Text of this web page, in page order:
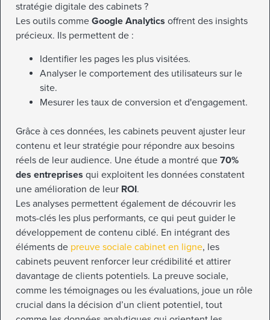
stratégie digitale des cabinets ?
Les outils comme Google Analytics offrent des insights
précieux. Ils permettent de :
Identifier les pages les plus visitées.
Analyser le comportement des utilisateurs sur le
site.
Mesurer les taux de conversion et d'engagement.
Grâce à ces données, les cabinets peuvent ajuster leur
contenu et leur stratégie pour répondre aux besoins
réels de leur audience. Une étude a montré que 70%
des entreprises qui exploitent les données constatent
une amélioration de leur ROI.
Les analyses permettent également de découvrir les
mots-clés les plus performants, ce qui peut guider le
développement de contenu ciblé. En intégrant des
éléments de preuve sociale cabinet en ligne, les
cabinets peuvent renforcer leur crédibilité et attirer
davantage de clients potentiels. La preuve sociale,
comme les témoignages ou les évaluations, joue un rôle
crucial dans la décision d’un client potentiel, tout